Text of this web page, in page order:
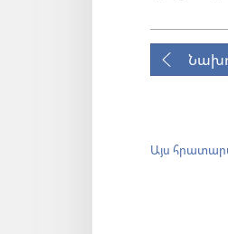
Այս